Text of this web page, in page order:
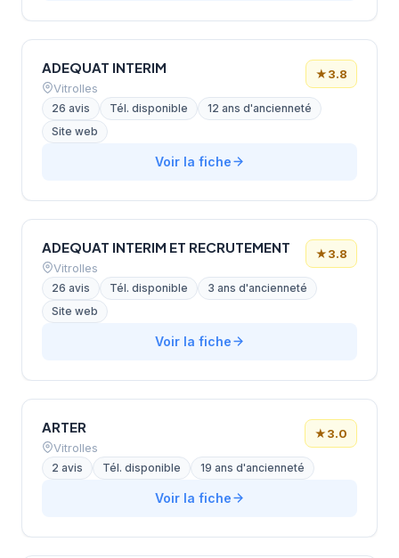
ADEQUAT INTERIM
Vitrolles
★3.8
26 avis Tél. disponible
12 ans d'ancienneté
Site web
Voir la fiche
ADEQUAT INTERIM ET RECRUTEMENT
Vitrolles
★3.8
26 avis Tél. disponible
3 ans d'ancienneté
Site web
Voir la fiche
ARTER
Vitrolles
★3.0
2 avis Tél. disponible 19 ans d'ancienneté
Voir la fiche